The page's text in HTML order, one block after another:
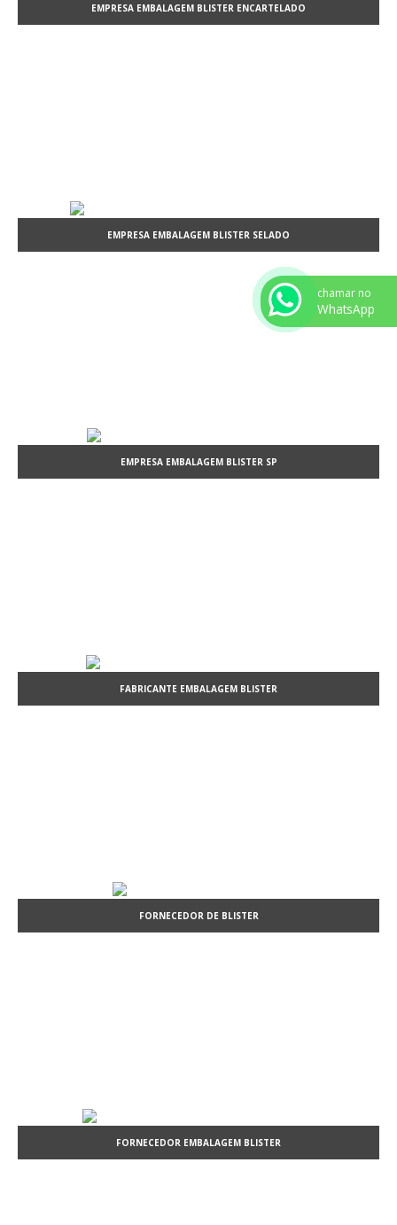
EMPRESA EMBALAGEM BLISTER ENCARTELADO
EMPRESA EMBALAGEM BLISTER SELADO
EMPRESA EMBALAGEM BLISTER SP
FABRICANTE EMBALAGEM BLISTER
FORNECEDOR DE BLISTER
FORNECEDOR EMBALAGEM BLISTER
chamar no
WhatsApp